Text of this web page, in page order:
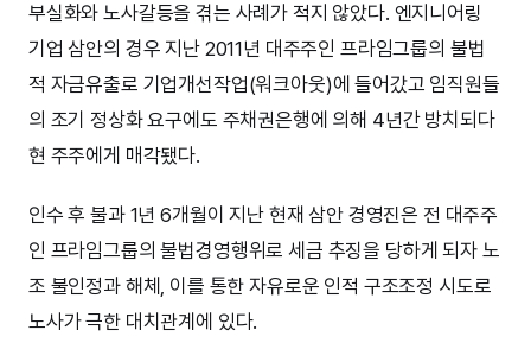
부실화와 노사갈등을 겪는 사례가 적지 않았다. 엔지니어링
기업 삼안의 경우 지난 2011년 대주주인 프라임그룹의 불법
적 자금유출로 기업개선작업(워크아웃)에 들어갔고 임직원들
의 조기 정상화 요구에도 주채권은행에 의해 4년간 방치되다
현 주주에게 매각됐다.
인수 후 불과 1년 6개월이 지난 현재 삼안 경영진은 전 대주주
인 프라임그룹의 불법경영행위로 세금 추징을 당하게 되자 노
조 불인정과 해체, 이를 통한 자유로운 인적 구조조정 시도로
노사가 극한 대치관계에 있다.